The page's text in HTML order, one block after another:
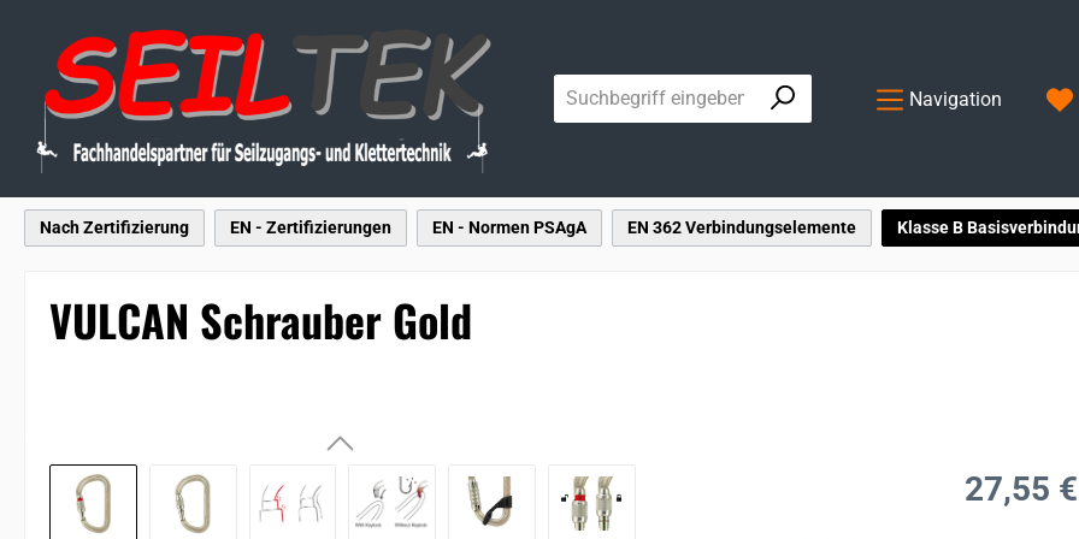
Hauptinhalt springen
Zur Suche springen
Zur Hauptnavigation springen
Navigation
Nach Zertifizierung EN - Zertifizierungen EN - Normen PSAgA EN 362 Verbindungselemente Klasse B
VULCAN Schrauber Gold
Regulärer
27,55 €